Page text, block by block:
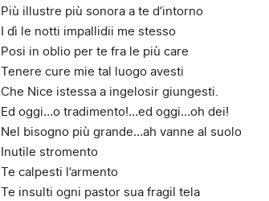
Più illustre più sonora a te d’intorno
I dì le notti impallidii me stesso
Posi in oblio per te fra le più care
Tenere cure mie tal luogo avesti
Che Nice istessa a ingelosir giungesti.
Ed oggi…o tradimento!…ed oggi…oh dei!
Nel bisogno più grande…ah vanne al suolo
Inutile stromento
Te calpesti l’armento
Te insulti ogni pastor sua fragil tela